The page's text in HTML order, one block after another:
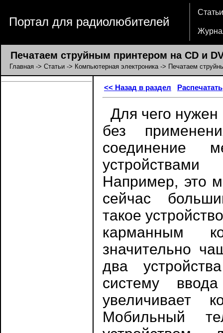
Портал для радиолюбителей
Статьи
Печатаем струйным принтером на CD и
Главная -> Статьи -> Компьютерная электроника-> Печатаем
<< Назад в раздел Распечатать
Для чего нужен
без
соединение
Например, это
сейчас
такое
карманным
значительно
два
систему
увеличивает
Мобильный